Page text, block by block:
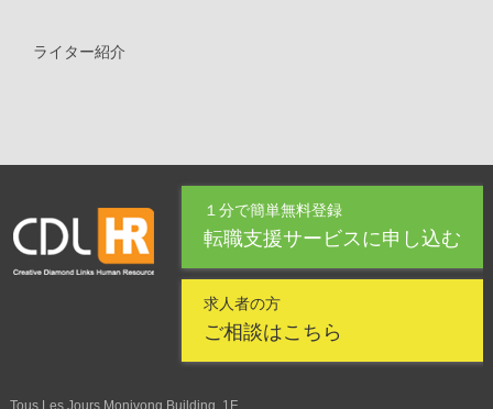
ライター紹介
１分で簡単無料登録
転職支援サービスに申し込む
求人者の方
ご相談はこちら
Tous Les Jours Monivong Building, 1F,